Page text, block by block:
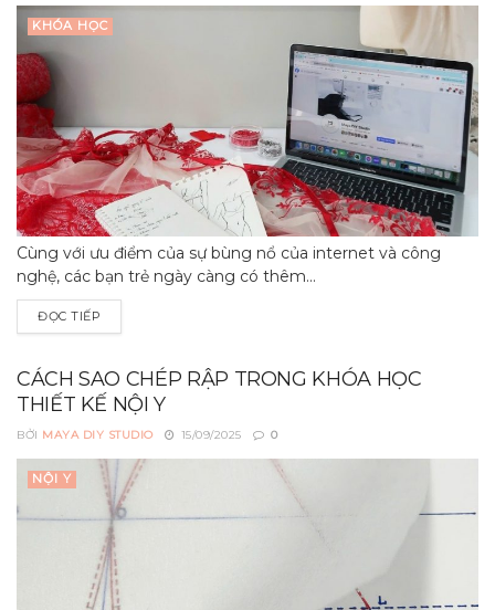
KHÓA HỌC
Cùng với ưu điểm của sự bùng nổ của internet và công
nghệ, các bạn trẻ ngày càng có thêm...
ĐỌC TIẾP
CÁCH SAO CHÉP RẬP TRONG KHÓA HỌC
THIẾT KẾ NỘI Y
BỞI MAYA DIY STUDIO 15/09/2025 0
NỘI Y